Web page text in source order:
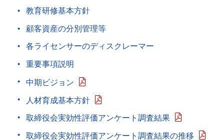
教育研修基本方針
顧客資産の分別管理等
各ライセンサーのディスクレーマー
重要事項説明
中期ビジョン
人材育成基本方針
取締役会実効性評価アンケート調査結果
取締役会実効性評価アンケート調査結果の推移